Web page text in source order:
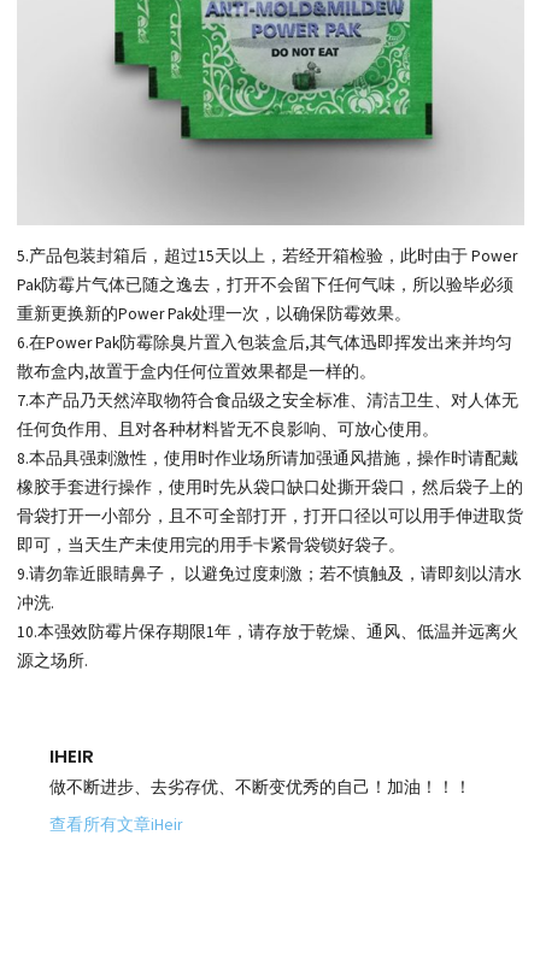
5.产品包装封箱后，超过15天以上，若经开箱检验，此时由于 Power
Pak防霉片气体已随之逸去，打开不会留下任何气味，所以验毕必须
重新更换新的Power Pak处理一次，以确保防霉效果。
6.在Power Pak防霉除臭片置入包装盒后,其气体迅即挥发出来并均匀
散布盒内,故置于盒内任何位置效果都是一样的。
7.本产品乃天然淬取物符合食品级之安全标准、清洁卫生、对人体无
任何负作用、且对各种材料皆无不良影响、可放心使用。
8.本品具强刺激性，使用时作业场所请加强通风措施，操作时请配戴
橡胶手套进行操作，使用时先从袋口缺口处撕开袋口，然后袋子上的
骨袋打开一小部分，且不可全部打开，打开口径以可以用手伸进取货
即可，当天生产未使用完的用手卡紧骨袋锁好袋子。
9.请勿靠近眼睛鼻子， 以避免过度刺激；若不慎触及，请即刻以清水
冲洗.
10.本强效防霉片保存期限1年，请存放于乾燥、通风、低温并远离火
源之场所.
IHEIR
做不断进步、去劣存优、不断变优秀的自己！加油！！！
查看所有文章iHeir